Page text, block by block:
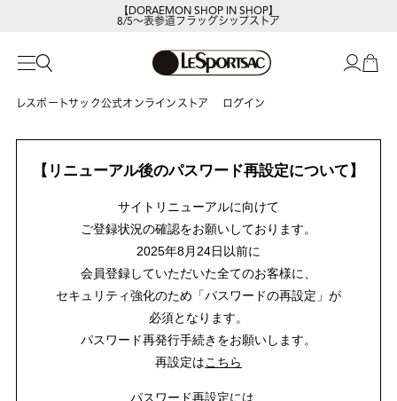
【DORAEMON SHOP IN SHOP】
8/5～表参道フラッグシップストア
レスポートサック公式オンラインストア ログイン
【リニューアル後のパスワード再設定について】
サイトリニューアルに向けて
ご登録状況の確認をお願いしております。
2025年8月24日以前に
会員登録していただいた全てのお客様に、
セキュリティ強化のため「パスワードの再設定」が
必須となります。
パスワード再発行手続きをお願いします。
再設定はこちら
パスワード再設定には、